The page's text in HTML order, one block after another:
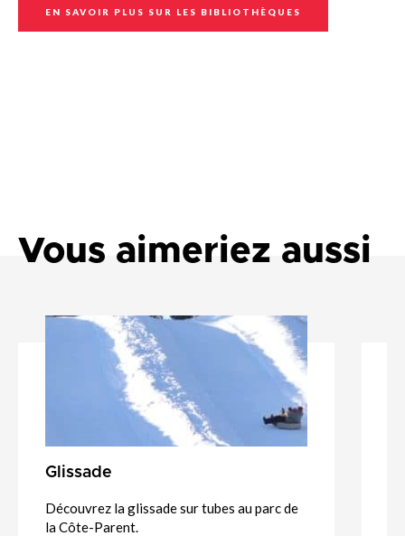
EN SAVOIR PLUS SUR LES BIBLIOTHÈQUES
Vous aimeriez aussi
Glissade
Découvrez la glissade sur tubes au parc de
la Côte-Parent.